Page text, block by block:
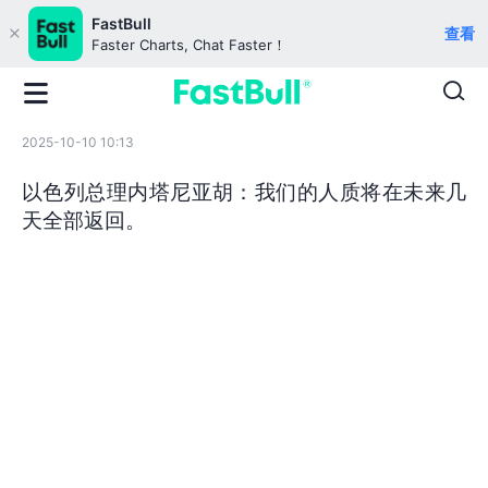
FastBull
Faster Charts, Chat Faster！
查看
2025-10-10 10:13
以色列总理内塔尼亚胡：我们的人质将在未来几
天全部返回。